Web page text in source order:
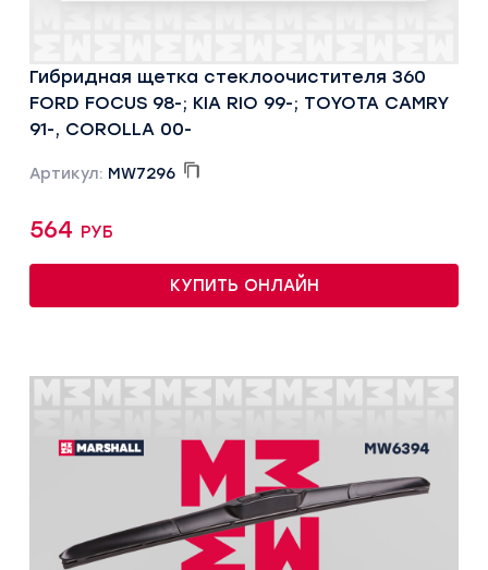
Гибридная щетка стеклоочистителя 360
FORD FOCUS 98-; KIA RIO 99-; TOYOTA CAMRY
91-, COROLLA 00-
Артикул: MW7296
564 руб
КУПИТЬ ОНЛАЙН